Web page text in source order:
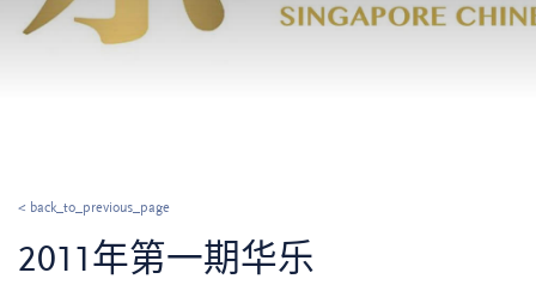
< back_to_previous_page
2011年第一期华乐